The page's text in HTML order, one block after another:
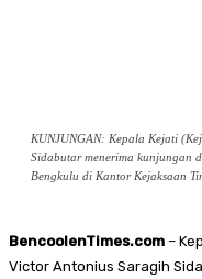
KUNJUNGAN: Kepala Kejati
Sidabutar menerima kunjungan
Bengkulu di Kantor Kejaksaan
BencoolenTimes.com –
Victor Antonius Saragih